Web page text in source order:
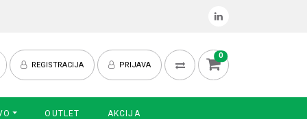
REGISTRACIJA PRIJAVA
0
OUTLET AKCIJA